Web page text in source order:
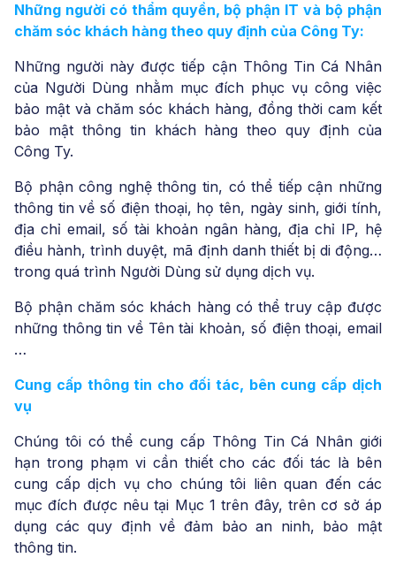
Những người có thẩm quyền, bộ phận IT và bộ phận
chăm sóc khách hàng theo quy định của Công Ty:
Những người này được tiếp cận Thông Tin Cá Nhân
của Người Dùng nhằm mục đích phục vụ công việc
bảo mật và chăm sóc khách hàng, đồng thời cam kết
bảo mật thông tin khách hàng theo quy định của
Công Ty.
Bộ phận công nghệ thông tin, có thể tiếp cận những
thông tin về số điện thoại, họ tên, ngày sinh, giới tính,
địa chỉ email, số tài khoản ngân hàng, địa chỉ IP, hệ
điều hành, trình duyệt, mã định danh thiết bị di động…
trong quá trình Người Dùng sử dụng dịch vụ.
Bộ phận chăm sóc khách hàng có thể truy cập được
những thông tin về Tên tài khoản, số điện thoại, email
…
Cung cấp thông tin cho đối tác, bên cung cấp dịch
vụ
Chúng tôi có thể cung cấp Thông Tin Cá Nhân giới
hạn trong phạm vi cần thiết cho các đối tác là bên
cung cấp dịch vụ cho chúng tôi liên quan đến các
mục đích được nêu tại Mục 1 trên đây, trên cơ sở áp
dụng các quy định về đảm bảo an ninh, bảo mật
thông tin.